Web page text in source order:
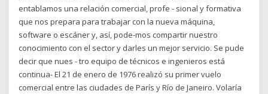
entablamos una relación comercial, profe - sional y formativa
que nos prepara para trabajar con la nueva máquina,
software o escáner y, así, pode-mos compartir nuestro
conocimiento con el sector y darles un mejor servicio. Se pude
decir que nues - tro equipo de técnicos e ingenieros está
continua- El 21 de enero de 1976 realizó su primer vuelo
comercial entre las ciudades de París y Río de Janeiro. Volaría